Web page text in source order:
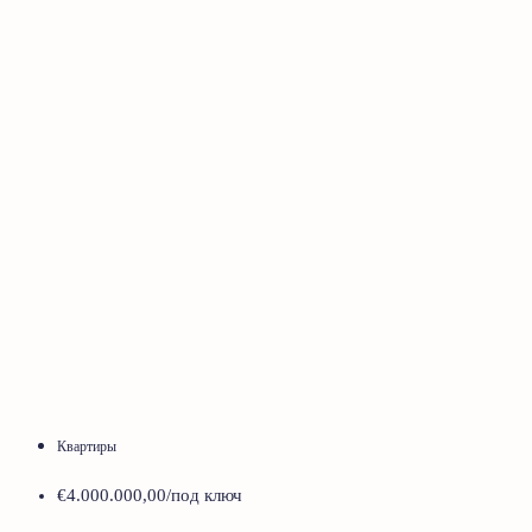
Квартиры
€4.000.000,00/под ключ